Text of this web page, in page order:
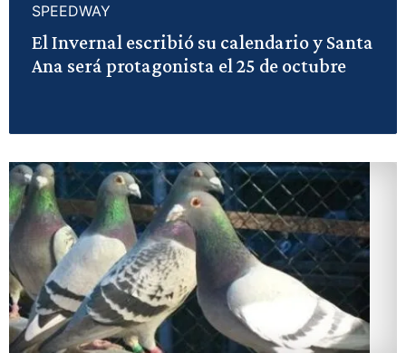
SPEEDWAY
El Invernal escribió su calendario y Santa
Ana será protagonista el 25 de octubre